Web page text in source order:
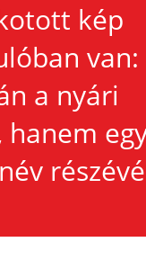
kép
van:
a nyári
részévé